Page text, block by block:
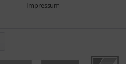
Impressum